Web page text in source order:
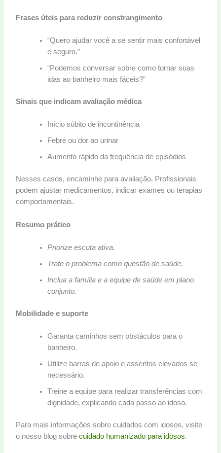
Frases úteis para reduzir constrangimento
“Quero ajudar você a se sentir mais confortável
e seguro.”
“Podemos conversar sobre como tornar suas
idas ao banheiro mais fáceis?”
Sinais que indicam avaliação médica
Início súbito de incontinência
Febre ou dor ao urinar
Aumento rápido da frequência de episódios
Nesses casos, encaminhe para avaliação. Profissionais
podem ajustar medicamentos, indicar exames ou terapias
comportamentais.
Resumo prático
Priorize escuta ativa.
Trate o problema como questão de saúde.
Inclua a família e a equipe de saúde em plano
conjunto.
Mobilidade e suporte
Garanta caminhos sem obstáculos para o
banheiro.
Utilize barras de apoio e assentos elevados se
necessário.
Treine a equipe para realizar transferências com
dignidade, explicando cada passo ao idoso.
Para mais informações sobre cuidados com idosos, visite
o nosso blog sobre cuidado humanizado para idosos.